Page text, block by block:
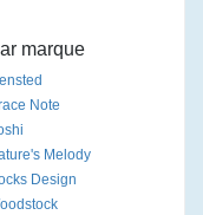
marque
Note
Melody
Design